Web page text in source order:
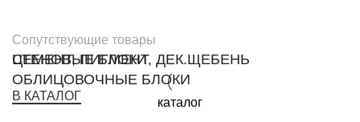
Сопутствующие товары
ЦЕМЕНТ, ПИГМЕНТ, ДЕК.ЩЕБЕНЬ
В КАТАЛОГ
СТЕНОВЫЕ БЛОКИ
ОБЛИЦОВОЧНЫЕ БЛОКИ
каталог